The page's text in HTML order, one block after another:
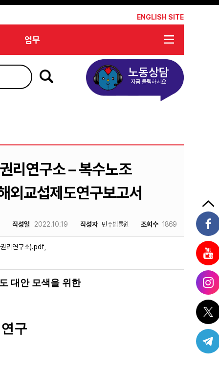
ENGLISH SITE
업무
노동상담
지금 클릭하세요
리연구소 – 복수노조
외교섭제도연구보고서
작성일 2022.10.19 작성자 민주법률원 조회수 1869
리연구소).pdf
대안 모색을 위한
구